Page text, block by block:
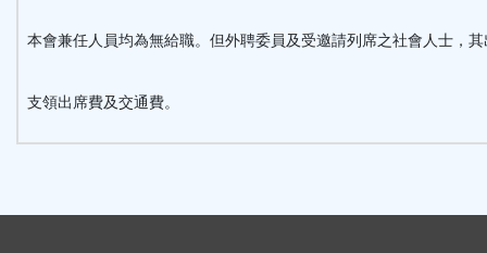
本會兼任人員均為無給職。但外聘委員及受邀請列席之社會人士，
支領出席費及交通費。